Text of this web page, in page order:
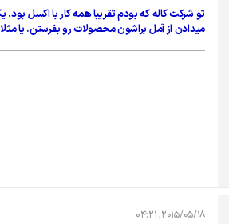
تو شركت كاله كه بودم تقريبا همه كار با اكسل
ميدادن از آمل براشون محصولات رو بفرستن. يا
2015/05/18, 04:21